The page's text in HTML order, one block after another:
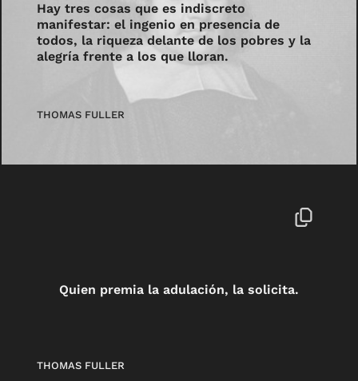
Hay tres cosas que es indiscreto
manifestar: el ingenio en presencia de
todos, la riqueza delante de los pobres y la
alegría frente a los que lloran.
THOMAS FULLER
Quien premia la adulación, la solicita.
THOMAS FULLER